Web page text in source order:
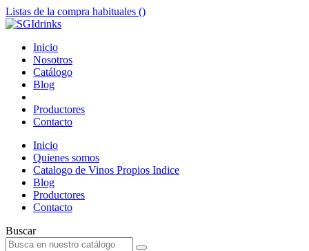
Listas de la compra habituales ()
Inicio
Nosotros
Catálogo
Blog
Productores
Contacto
Inicio
Quienes somos
Catalogo de Vinos Propios Indice
Blog
Productores
Contacto
Buscar